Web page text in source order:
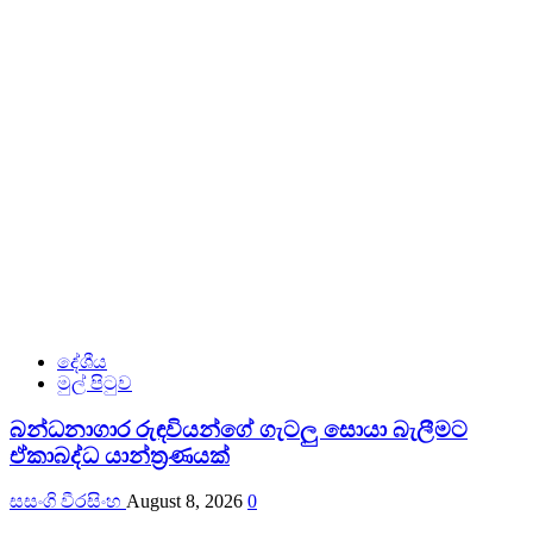
දේශීය
මුල් පිටුව
බන්ධනාගාර රුඳවියන්ගේ ගැටලු සොයා බැලීමට
ඒකාබද්ධ යාන්ත්‍රණයක්
සසංගි වීරසිංහ August 8, 2026 0